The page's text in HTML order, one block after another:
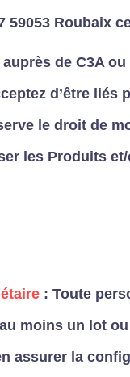
59053 Roubaix
de C3A
d’être
le droit de
les Produits
: Toute
moins un lot
assurer la